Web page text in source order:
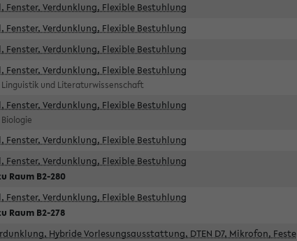
Fenster, Verdunklung, Flexible Bestuhlung
Fenster, Verdunklung, Flexible Bestuhlung
Fenster, Verdunklung, Flexible Bestuhlung
Fenster, Verdunklung, Flexible Bestuhlung
und Literaturwissenschaft
Fenster, Verdunklung, Flexible Bestuhlung
Fenster, Verdunklung, Flexible Bestuhlung
Fenster, Verdunklung, Flexible Bestuhlung
Raum B2-280
Fenster, Verdunklung, Flexible Bestuhlung
Raum B2-278
Hybride Vorlesungsausstattung, DTEN D7, Mikrofon, Feste